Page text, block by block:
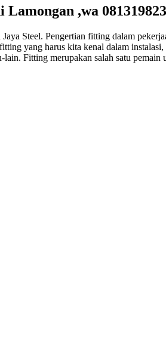
,wa
Steel. Pengertian fitting dalam
yang harus kita kenal dalam
Fitting merupakan salah satu pemain